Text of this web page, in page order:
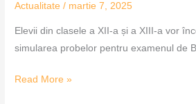
Actualitate / martie 7, 2025
Elevii din clasele a XII-a și a XIII-a vor
simularea probelor pentru examenul de
Read More »